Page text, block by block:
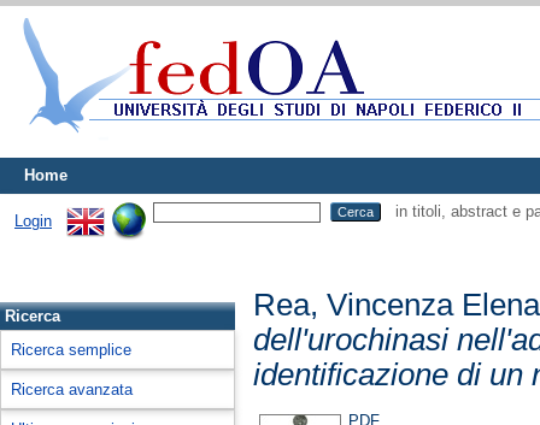
Home
Login
in titoli, abstract e
Ricerca
Ricerca semplice
Ricerca avanzata
Rea, Vincenza
dell'urochinasi
identificazione di un
PDF